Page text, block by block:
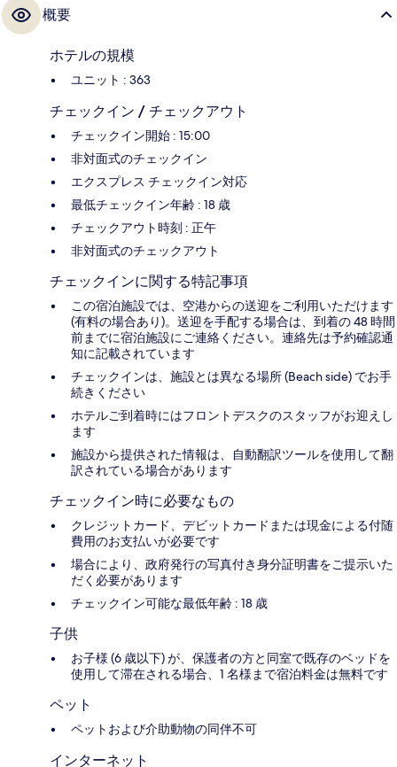
概要
ホテルの規模
ユニット : 363
チェックイン / チェックアウト
チェックイン開始 : 15:00
非対面式のチェックイン
エクスプレス チェックイン対応
最低チェックイン年齢 : 18 歳
チェックアウト時刻 : 正午
非対面式のチェックアウト
チェックインに関する特記事項
この宿泊施設では、空港からの送迎をご利用いただけます
(有料の場合あり)。送迎を手配する場合は、到着の 48 時間
前までに宿泊施設にご連絡ください。連絡先は予約確認通
知に記載されています
チェックインは、施設とは異なる場所 (Beach side) でお手
続きください
ホテルご到着時にはフロントデスクのスタッフがお迎えし
ます
施設から提供された情報は、自動翻訳ツールを使用して翻
訳されている場合があります
チェックイン時に必要なもの
クレジットカード、デビットカードまたは現金による付随
費用のお支払いが必要です
場合により、政府発行の写真付き身分証明書をご提示いた
だく必要があります
チェックイン可能な最低年齢 : 18 歳
子供
お子様 (6 歳以下) が、保護者の方と同室で既存のベッドを
使用して滞在される場合、1 名様まで宿泊料金は無料です
ペット
ペットおよび介助動物の同伴不可
インターネット